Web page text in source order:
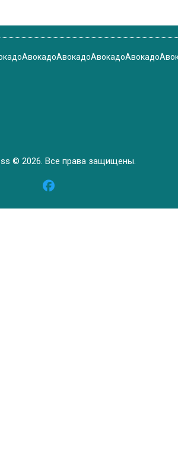
АвокадоАвокадоАвокадоАвокадо
© 2026. Все права защищены.